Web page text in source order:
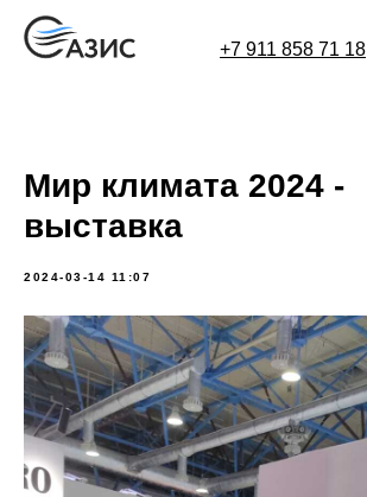
+7 911 858 71 18
Мир климата 2024 -
выставка
2024-03-14 11:07